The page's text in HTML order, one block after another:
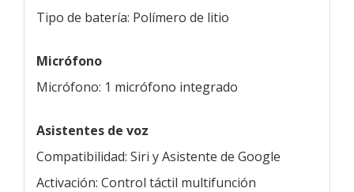
Tipo de batería: Polímero de litio
Micrófono
Micrófono: 1 micrófono integrado
Asistentes de voz
Compatibilidad: Siri y Asistente de Google
Activación: Control táctil multifunción